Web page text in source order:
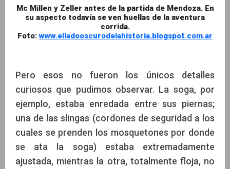
Mc Millen y Zeller antes de la partida de Mendoza. En
su aspecto todavía se ven huellas de la aventura
corrida.
Foto:www.elladooscurodelahistoria.blogspot.com.ar
Pero esos no fueron los únicos detalles
curiosos que pudimos observar. La soga, por
ejemplo, estaba enredada entre sus piernas;
una de las slingas (cordones de seguridad a los
cuales se prenden los mosquetones por donde
se ata la soga) estaba extremadamente
ajustada, mientras la otra, totalmente floja, no